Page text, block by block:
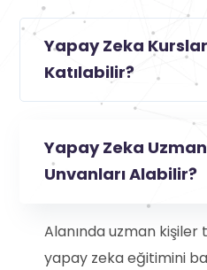
Yapay Zeka
Katılabilir?
Yapay Zeka
Unvanları Alabilir?
Alanında uzman
yapay zeka eğitimini